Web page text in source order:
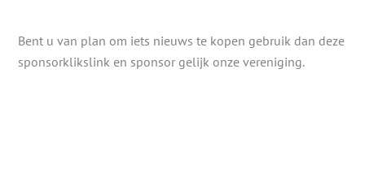
Bent u van plan om iets nieuws te kopen gebruik dan deze
sponsorklikslink en sponsor gelijk onze vereniging.